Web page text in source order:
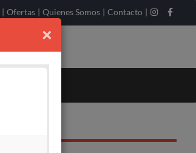
| Ofertas | Quienes Somos | Contacto |
×